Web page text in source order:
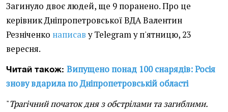
Загинуло двоє людей, ще 9 поранено. Про це
керівник Дніпропетровської ВДА Валентин
Резніченко написаву Telegram у п'ятницю, 23
вересня.
Читай також: Випущено понад 100 снарядів: Росія
знову вдарила по Дніпропетровській області
"Трагічний початок дня з обстрілами та загиблими.